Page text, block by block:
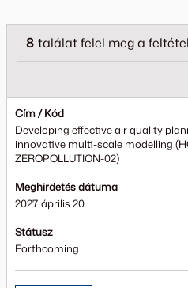
8 találat felel meg a
Cím / Kód
Developing effective air quality
innovative multi-scale modelling
ZEROPOLLUTION-02)
Meghirdetés dátuma
2027. április 20.
Státusz
Forthcoming